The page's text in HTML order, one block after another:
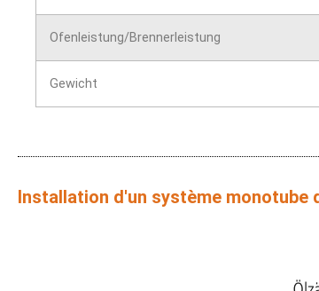
Ofenleistung/Brennerleistung
Gewicht
Installation d'un système monotube